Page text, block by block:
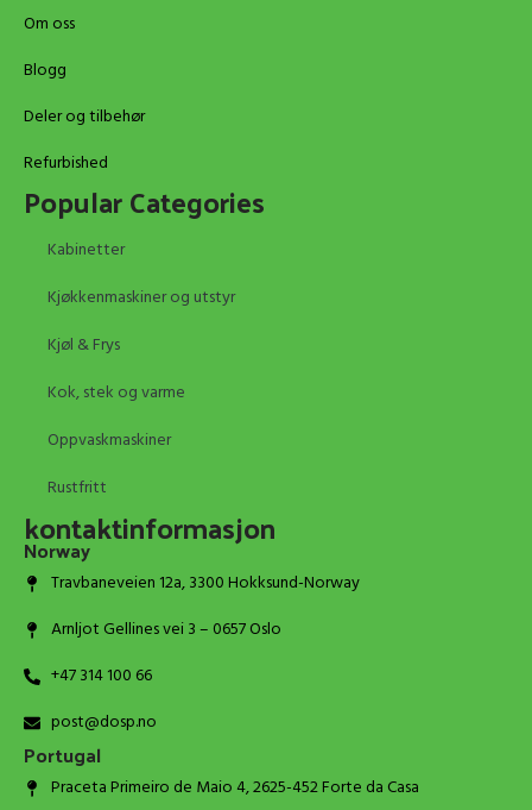
Om oss
Blogg
Deler og tilbehør
Refurbished
Popular Categories
Kabinetter
Kjøkkenmaskiner og utstyr
Kjøl & Frys
Kok, stek og varme
Oppvaskmaskiner
Rustfritt
kontaktinformasjon
Norway
Travbaneveien 12a, 3300 Hokksund-Norway
Arnljot Gellines vei 3 – 0657 Oslo
+47 314 100 66
post@dosp.no
Portugal
Praceta Primeiro de Maio 4, 2625-452 Forte da Casa